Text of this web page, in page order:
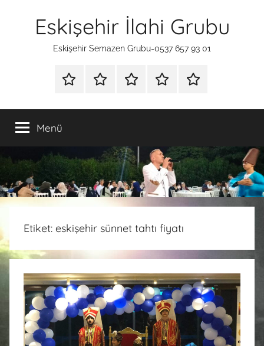
Eskişehir İlahi Grubu
Eskişehir Semazen Grubu-0537 657 93 01
ANA
SÜNNETİLAHİ
HAKKIMIZDA
İLETİŞİM
Menü
Etiket: eskişehir sünnet tahtı fiyatı